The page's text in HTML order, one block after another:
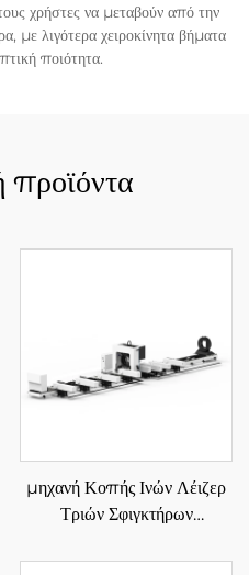
χρήστες να μεταβούν από την
με λιγότερα χειροκίνητα βήματα
ποιότητα.
μηχανή Κοπής Ινών Λέιζερ
Τριών Σφιγκτήρων